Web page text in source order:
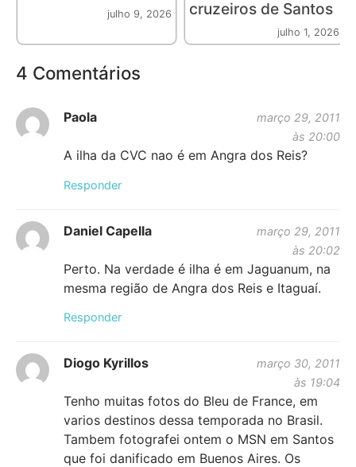
julho 9, 2026
cruzeiros de Santos
julho 1, 2026
4 Comentários
Paola
março 29, 2011
às 20:00
A ilha da CVC nao é em Angra dos Reis?
Responder
Daniel Capella
março 29, 2011
às 20:02
Perto. Na verdade é ilha é em Jaguanum, na
mesma região de Angra dos Reis e Itaguaí.
Responder
Diogo Kyrillos
março 30, 2011
às 19:04
Tenho muitas fotos do Bleu de France, em
varios destinos dessa temporada no Brasil.
Tambem fotografei ontem o MSN em Santos
que foi danificado em Buenos Aires. Os